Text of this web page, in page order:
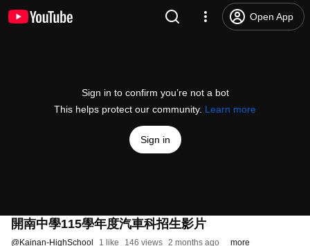
Open App
Sign in to confirm you’re not a bot
This helps protect our community. Learn more
Sign in
開南中學115學年度汽車科招生影片
@Kainan-HighSchool 1 like 146 views 2 months ago more